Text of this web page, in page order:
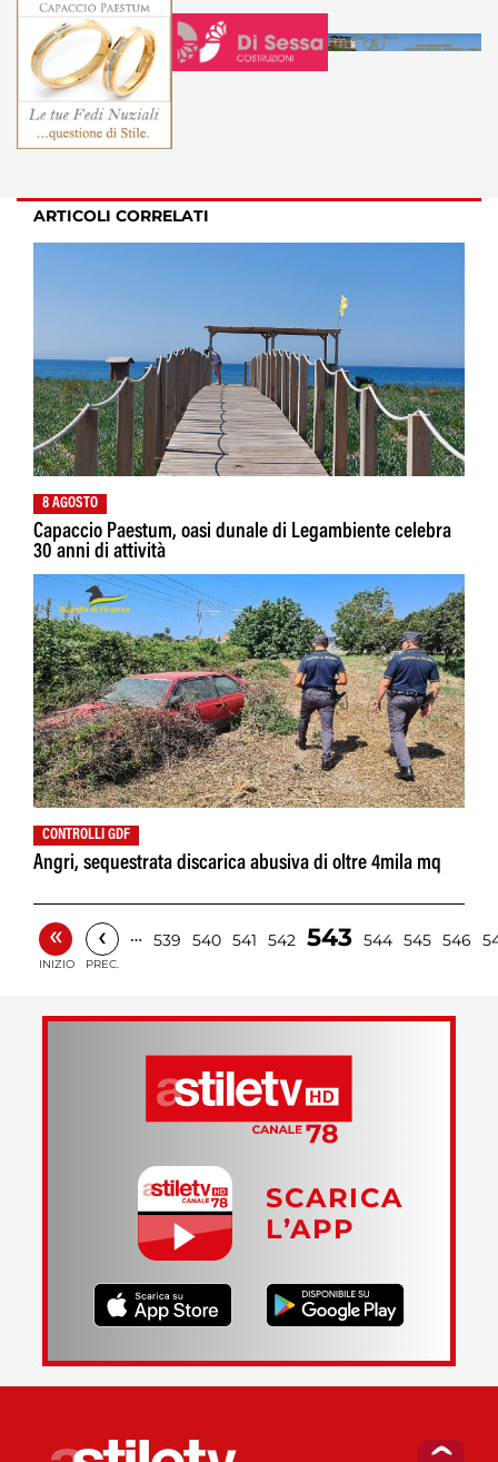
ARTICOLI CORRELATI
8 AGOSTO
Capaccio Paestum, oasi dunale di Legambiente celebra
30 anni di attività
CONTROLLI GDF
Angri, sequestrata discarica abusiva di oltre 4mila mq
«
INIZIO
‹
PREC.
… 539 540 541 542 543 544 545 546
SCARICA
L’APP